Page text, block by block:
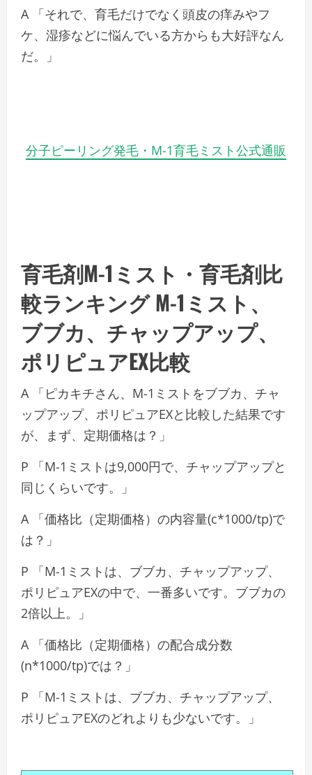
A 「それで、育毛だけでなく頭皮の痒みやフ
ケ、湿疹などに悩んでいる方からも大好評なん
だ。」
分子ピーリング発毛・M-1育毛ミスト公式通販
育毛剤M-1ミスト・育毛剤比
較ランキング M-1ミスト、
ブブカ、チャップアップ、
ポリピュアEX比較
A 「ピカキチさん、M-1ミストをブブカ、チャ
ップアップ、ポリピュアEXと比較した結果です
が、まず、定期価格は？」
P 「M-1ミストは9,000円で、チャップアップと
同じくらいです。」
A 「価格比（定期価格）の内容量(c*1000/tp)で
は？」
P 「M-1ミストは、ブブカ、チャップアップ、
ポリピュアEXの中で、一番多いです。ブブカの
2倍以上。」
A 「価格比（定期価格）の配合成分数
(n*1000/tp)では？」
P 「M-1ミストは、ブブカ、チャップアップ、
ポリピュアEXのどれよりも少ないです。」